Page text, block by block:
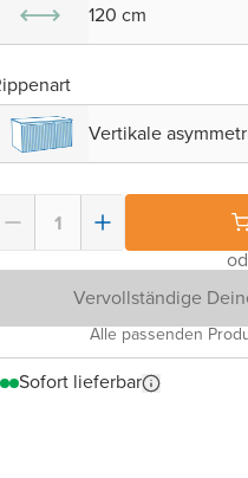
120 cm
Vertikale
Vervollständige
Alle passenden
Sofort lieferbar